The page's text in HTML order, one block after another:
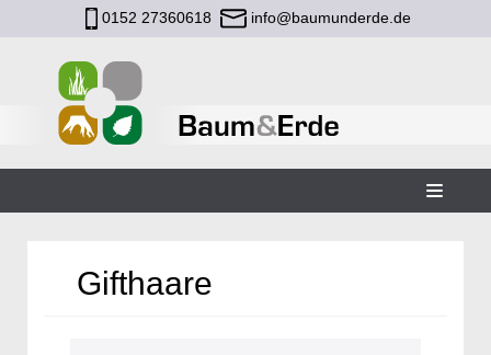
0152 27360618 info@baumunderde.de
Gifthaare